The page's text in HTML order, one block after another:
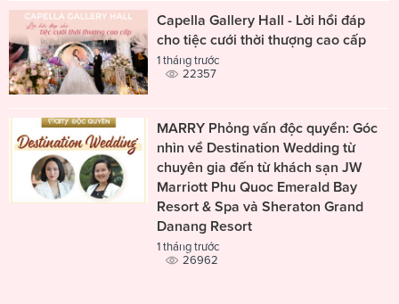
Capella Gallery Hall - Lời hồi đáp
cho tiệc cưới thời thượng cao cấp
1 tháng trước
22357
MARRY Phỏng vấn độc quyền: Góc
nhìn về Destination Wedding từ
chuyên gia đến từ khách sạn JW
Marriott Phu Quoc Emerald Bay
Resort & Spa và Sheraton Grand
Danang Resort
1 tháng trước
26962